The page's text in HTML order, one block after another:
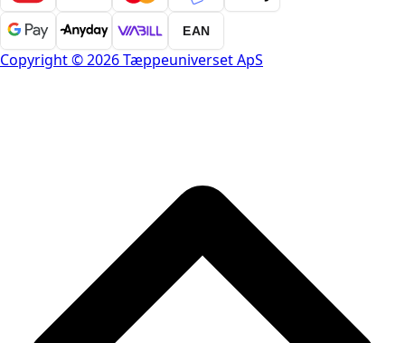
EAN
Copyright © 2026 Tæppeuniverset ApS